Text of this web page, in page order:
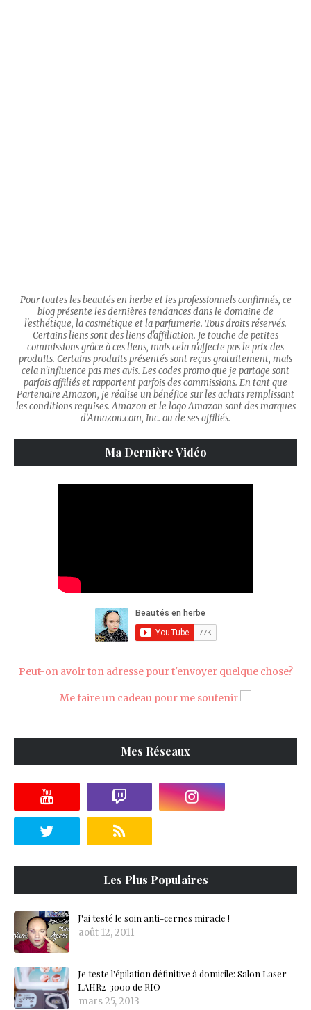
Pour toutes les beautés en herbe et les professionnels confirmés, ce
blog présente les dernières tendances dans le domaine de
l'esthétique, la cosmétique et la parfumerie. Tous droits réservés.
Certains liens sont des liens d'affiliation. Je touche de petites
commissions grâce à ces liens, mais cela n'affecte pas le prix des
produits. Certains produits présentés sont reçus gratuitement, mais
cela n'influence pas mes avis. Les codes promo que je partage sont
parfois affiliés et rapportent parfois des commissions. En tant que
Partenaire Amazon, je réalise un bénéfice sur les achats remplissant
les conditions requises. Amazon et le logo Amazon sont des marques
d’Amazon.com, Inc. ou de ses affiliés.
Ma Dernière Vidéo
Peut-on avoir ton adresse pour t'envoyer quelque chose?
Me faire un cadeau pour me soutenir
Mes Réseaux
Les Plus Populaires
J'ai testé le soin anti-cernes miracle !
août 12, 2011
Je teste l'épilation définitive à domicile: Salon Laser
LAHR2-3000 de RIO
mars 25, 2013